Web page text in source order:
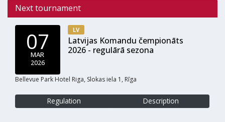
Next tournament
07
MAR
2026
LV
Latvijas Komandu čempionāts
2026 - regulārā sezona
Bellevue Park Hotel Riga, Slokas iela 1, Rīga
Regulation Description